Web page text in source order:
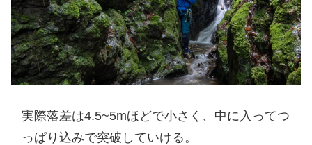
実際落差は4.5~5mほどで小さく、中に入ってつ
っぱり込みで突破していける。